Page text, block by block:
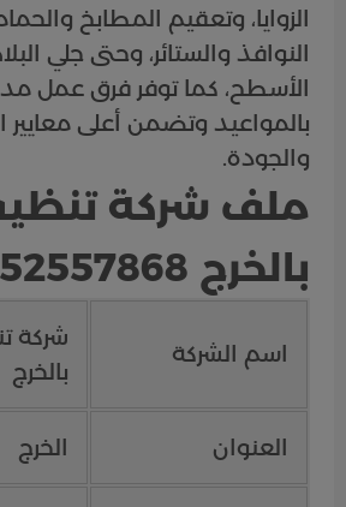
الزوايا، وتعقيم المطابخ
النوافذ والستائر، وحتى جلي
الأسطح، كما توفر فرق عمل
بالمواعيد وتضمن أعلى معايير
والجودة.
ملف شركة
بالخرج 0552557868
اسم الشركة
شركة
بالخرج
العنوان الخرج